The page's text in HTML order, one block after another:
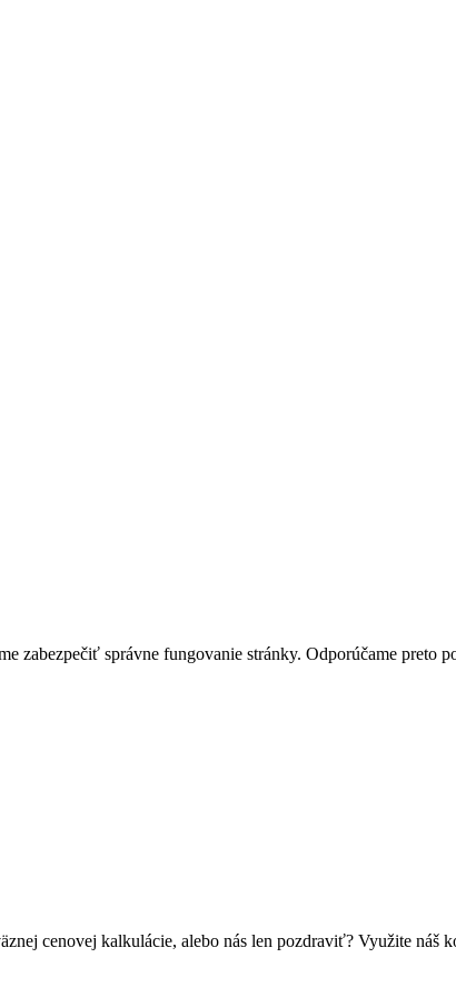
zabezpečiť správne fungovanie stránky. Odporúčame preto
cenovej kalkulácie, alebo nás len pozdraviť? Využite náš